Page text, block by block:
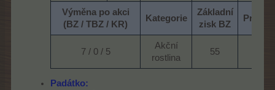
Výměna po akci
(BZ / TBZ / KR)
Kategorie
Základní
zisk BZ
7 / 0 / 5​
Akční
rostlina​
55​
Padátko: